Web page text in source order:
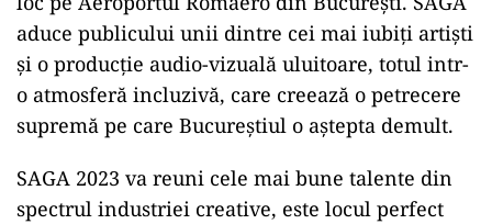
aduce publicului unii dintre cei mai iubiți artiști
și o producție audio-vizuală uluitoare, totul intr-
o atmosferă incluzivă, care creează o petrecere
supremă pe care Bucureștiul o aștepta demult.
SAGA 2023 va reuni cele mai bune talente din
spectrul industriei creative, este locul perfect